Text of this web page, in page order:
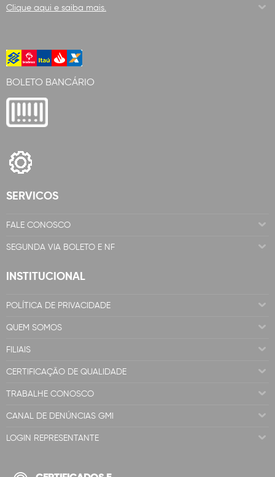
Clique aqui e saiba mais.
BOLETO BANCÁRIO
SERVICOS
FALE CONOSCO
SEGUNDA VIA BOLETO E NF
INSTITUCIONAL
POLÍTICA DE PRIVACIDADE
QUEM SOMOS
FILIAIS
CERTIFICAÇÃO DE QUALIDADE
TRABALHE CONOSCO
CANAL DE DENÚNCIAS GMI
LOGIN REPRESENTANTE